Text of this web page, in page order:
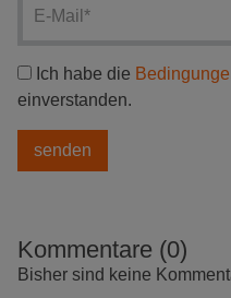
Ich habe die
einverstanden.
Kommentare (0)
Bisher sind keine